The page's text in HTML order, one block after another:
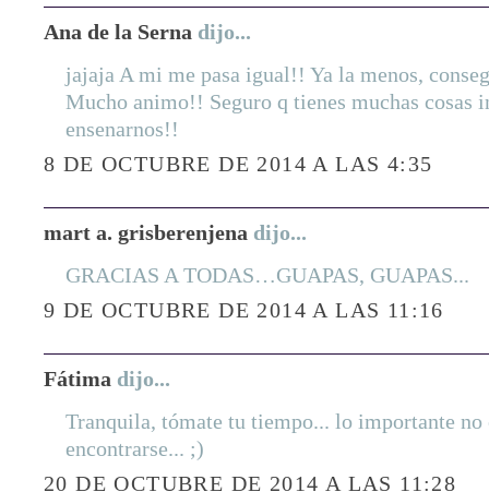
Ana de la Serna dijo...
jajaja A mi me pasa igual!! Ya la menos,
Mucho animo!! Seguro q tienes muchas cosas
ensenarnos!!
8 DE OCTUBRE DE 2014 A LAS 4:35
mart a. grisberenjena dijo...
GRACIAS A TODAS…GUAPAS, GUAPAS...
9 DE OCTUBRE DE 2014 A LAS 11:16
Fátima dijo...
Tranquila, tómate tu tiempo... lo importante no
encontrarse... ;)
20 DE OCTUBRE DE 2014 A LAS 11:28